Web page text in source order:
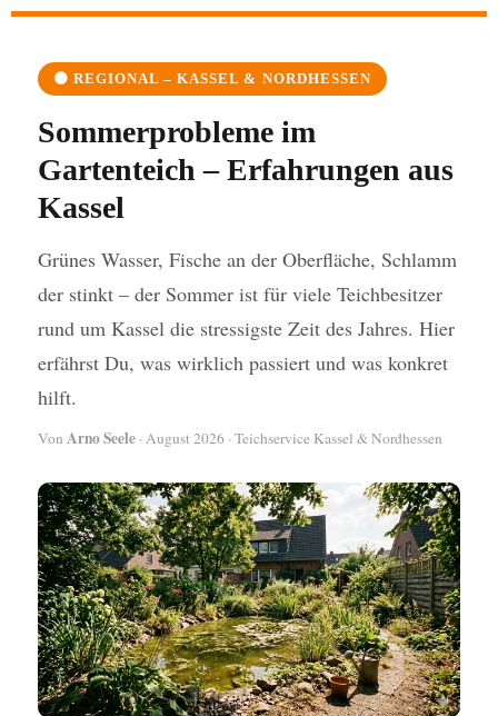
🟠 REGIONAL – KASSEL & NORDHESSEN
Sommerprobleme im
Gartenteich – Erfahrungen aus
Kassel
Grünes Wasser, Fische an der Oberfläche, Schlamm
der stinkt – der Sommer ist für viele Teichbesitzer
rund um Kassel die stressigste Zeit des Jahres. Hier
erfährst Du, was wirklich passiert und was konkret
hilft.
Von Arno Seele ·August 2026 · Teichservice Kassel & Nordhessen